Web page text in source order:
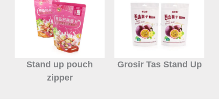
Stand up pouch
zipper
Grosir Tas Stand Up